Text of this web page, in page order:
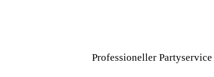
Professioneller